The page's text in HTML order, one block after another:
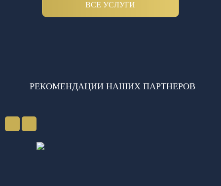
ВСЕ УСЛУГИ
РЕКОМЕНДАЦИИ НАШИХ ПАРТНЕРОВ